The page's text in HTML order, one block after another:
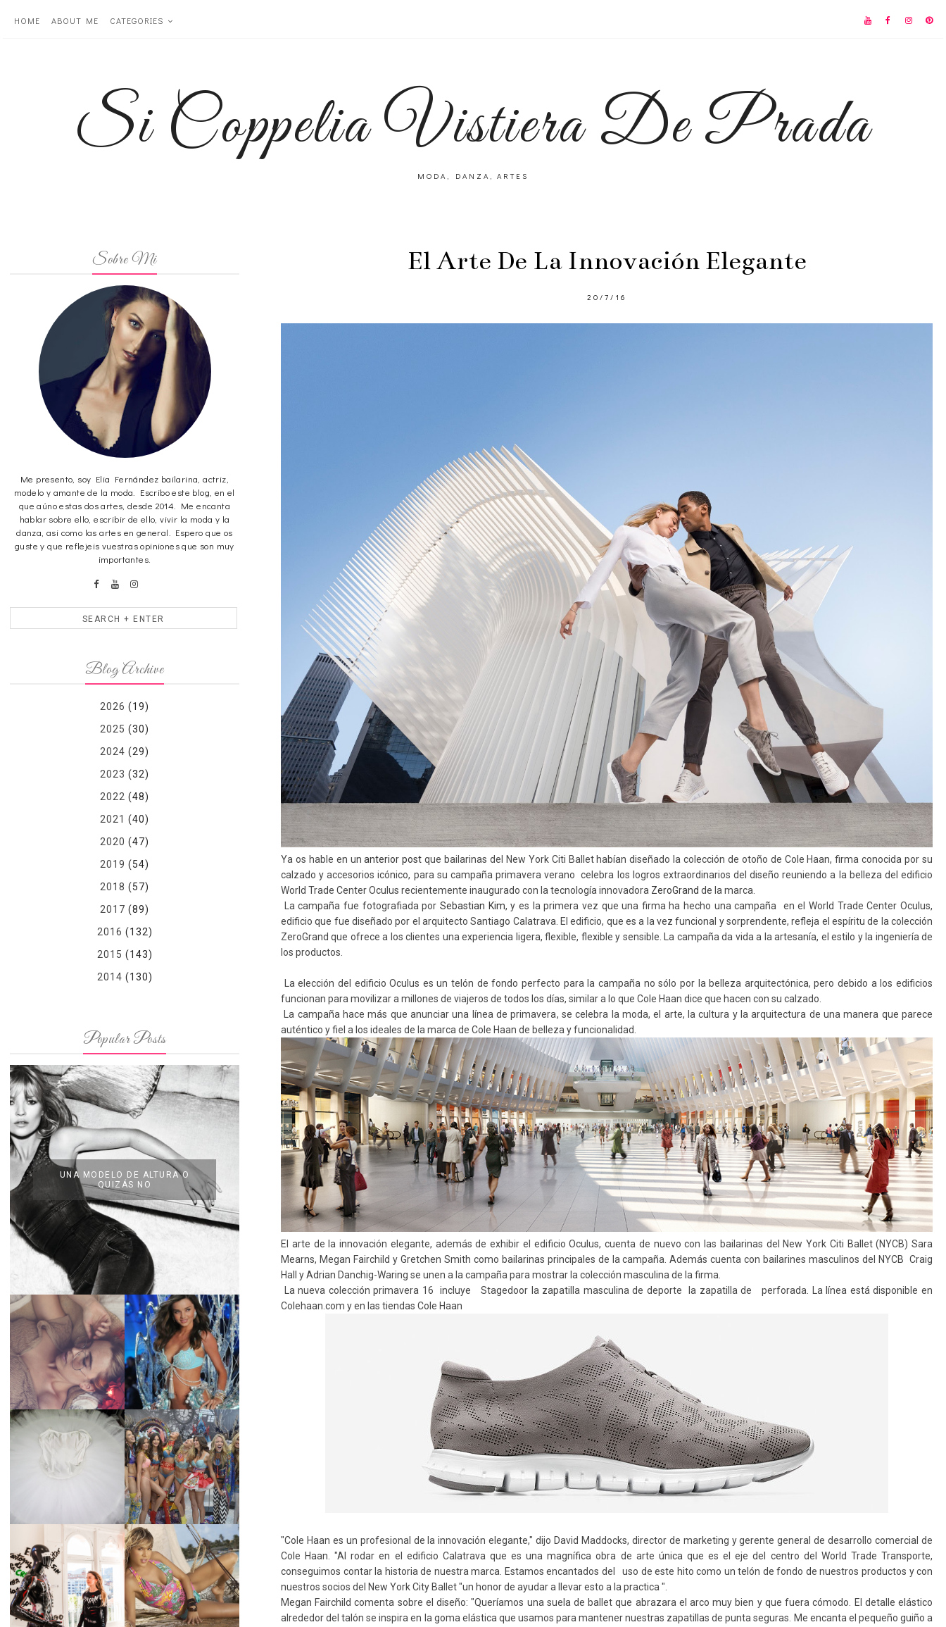
HOME ABOUT ME CATEGORIES
Si Coppelia Vistiera De Prada
MODA, DANZA, ARTES
El Arte De La Innovación Elegante
20/7/16
Ya os hable en unanterior post que bailarinas del New York Citi Ballet habían diseñado la colección de otoño de Cole Haan, firma conocida por su
calzado y accesorios icónico, para su campaña primavera verano celebra los logros extraordinarios del diseño reuniendo a la belleza del edificio
World Trade Center Oculus recientemente inaugurado con la tecnologíainnovadora ZeroGrand de la marca.
La campaña fue fotografiada por Sebastian Kim, y es la primera vez que una firma ha hecho una campaña
en el World Trade Center Oculus,
edificio que fue diseñado por el arquitectoSantiago Calatrava. El edificio, que es a la vez funcional y sorprendente, refleja el espíritu de la colección
ZeroGrand que ofrece a los clientes una experiencia ligera, flexible, flexible y sensible. La campañada vida a laartesanía, el estilo y la ingenieríade
los productos.
La elección del edificio Oculus es un telón de fondo perfecto para la campaña nosólo por la belleza arquitectónica, pero debido alos edificios
funcionan para movilizar a millones de viajeros de todos los días, similar a lo que Cole Haan dice que hacen con su calzado.
La campaña hace más que anunciar una líneade primavera, se celebra la moda, el arte, la cultura y la arquitectura de una manera que parece
auténtico yfiel a los ideales de la marca de Cole Haan de belleza y funcionalidad.
El arte de la innovación elegante, además de exhibir el edificioOculus, cuenta de nuevo con las bailarinas del New York Citi Ballet (NYCB) Sara
Mearns, Megan Fairchild y Gretchen Smith como bailarinas principales de la campaña .Además cuenta con bailarines masculinos del NYCB Craig
Hall
y Adrian Danchig-Waring se unen a la campaña para mostrar la colección masculina de la firma.
La nueva colección primavera 16 incluye Stagedoor la zapatilla masculina de deporte la zapatilla de perforada. La línea está disponible en
Colehaan.com y en las tiendas Cole Haan
"Cole Haan es un profesional de la innovación elegante," dijo David Maddocks, director de marketing y gerente general de desarrollo comercial de
Cole Haan . "Al rodar en el edificio Calatrava que es una magnífica obra de arte única que es el eje del centro del World TradeTransporte,
conseguimos contar la historia de nuestra marca. Estamos encantados del uso de este hito como un telón de fondo de nuestrosproductos y con
nuestros socios del New York City Ballet"un honor de ayudar a llevar esto a la practica "
Megan Fairchild comenta sobre el diseño: "Queríamos una suela de ballet que abrazara el arco muy bien y que fuera cómodo.
El detalle elástico
alrededor del talón se inspira en la goma elástica que usamos para mantener nuestras zapatillas de punta seguras.
Me encanta el pequeño guiño a
Sobre Mi
Me presento, soy Elia Fernández bailarina, actriz,
modelo y amante de la moda. Escribo este blog, en el
que aúno estas dos artes, desde 2014. Me encanta
hablar sobre ello, escribir de ello, vivir la moda y la
danza, asi como las artes en general. Espero que os
guste y que reflejeis vuestras opiniones que son muy
importantes.
Blog Archive
2026 (19)
2025 (30)
2024 (29)
2023 (32)
2022 (48)
2021 (40)
2020 (47)
2019 (54)
2018 (57)
2017 (89)
2016 (132)
2015 (143)
2014 (130)
Popular Posts
UNA MODELO DE ALTURA O
QUIZÁS NO
LA BAILARINA
BLANCA DE LA
CRUZ O COMO
REINVENTARSE
ANTE LA
ADVERSIDAD.
LA ALTURA DE LAS
MODELOS MAS
ALTAS
TUTORIAL PARA
HACER UN TUTÚ
DE BALLET DE
¿QUIERES SABER
LA EDAD Y ALTURA
DE LAS MODELOS
VICTORIA'S
SECRET 2017?
MARGA GONZÁLEZ
Y ELIA FERNÁNDEZ
DIALOGAN EN
ESPACIO DEL
ANONIMATO, LA
CASA ROSA DE
OVIEDO
LA ALTURA DE LAS
MODELOS MAS
BAJITAS